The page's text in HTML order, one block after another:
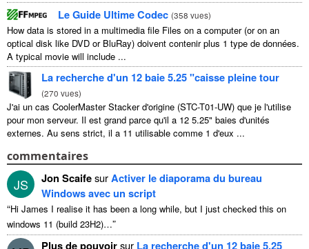
Le Guide Ultime Codec (358 vues)
How data is stored in a multimedia file Files on a computer(or on an
optical disk like DVD or BluRay) doivent contenir plus 1 type de données.
A typical movie will include ...
La recherche d'un 12 baie 5.25 "caisse pleine tour
(270 vues)
J'ai un cas CoolerMaster Stacker d'origine (STC-T01-UW) que je l'utilise
pour mon serveur. Il est grand parce qu'il a 12 5.25" baies d'unités
externes. Au sens strict, il a 11 utilisable comme 1 d'eux ...
commentaires
JS Jon ScaifesurActiver le diaporama du bureau
Windows avec un script
“Hi James I realise it has been a long while, but I just checked this on
windows 11 (build 23H2)…”
Plus de pouvoirsur La recherche d'un 12 baie 5.25